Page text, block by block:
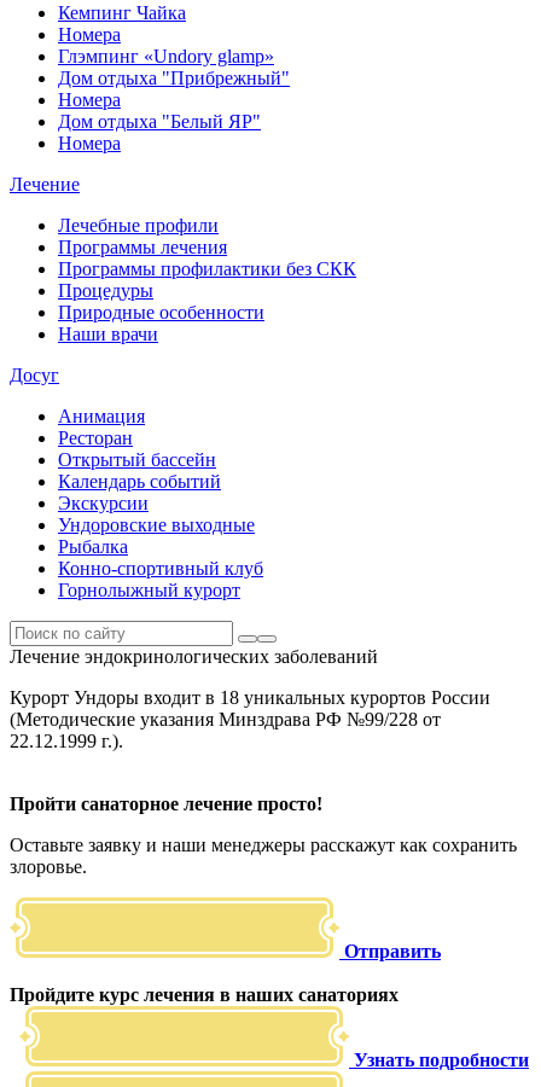
Кемпинг Чайка
Номера
Глэмпинг «Undory glamp»
Дом отдыха "Прибрежный"
Номера
Дом отдыха "Белый ЯР"
Номера
Лечение
Лечебные профили
Программы лечения
Программы профилактики без СКК
Процедуры
Природные особенности
Наши врачи
Досуг
Анимация
Ресторан
Открытый бассейн
Календарь событий
Экскурсии
Ундоровские выходные
Рыбалка
Конно-спортивный клуб
Горнолыжный курорт
Лечение эндокринологических заболеваний
Курорт Ундоры входит в 18 уникальных курортов России
(Методические указания Минздрава РФ №99/228 от
22.12.1999 г.).
Пройти санаторное лечение просто!
Оставьте заявку и наши менеджеры расскажут как сохранить
злоровье.
Отправить
Пройдите курс лечения в наших санаториях
Узнать подробности